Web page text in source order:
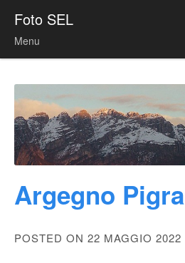
Foto SEL
Menu
Argegno Pigra
POSTED ON 22 MAGGIO 2022